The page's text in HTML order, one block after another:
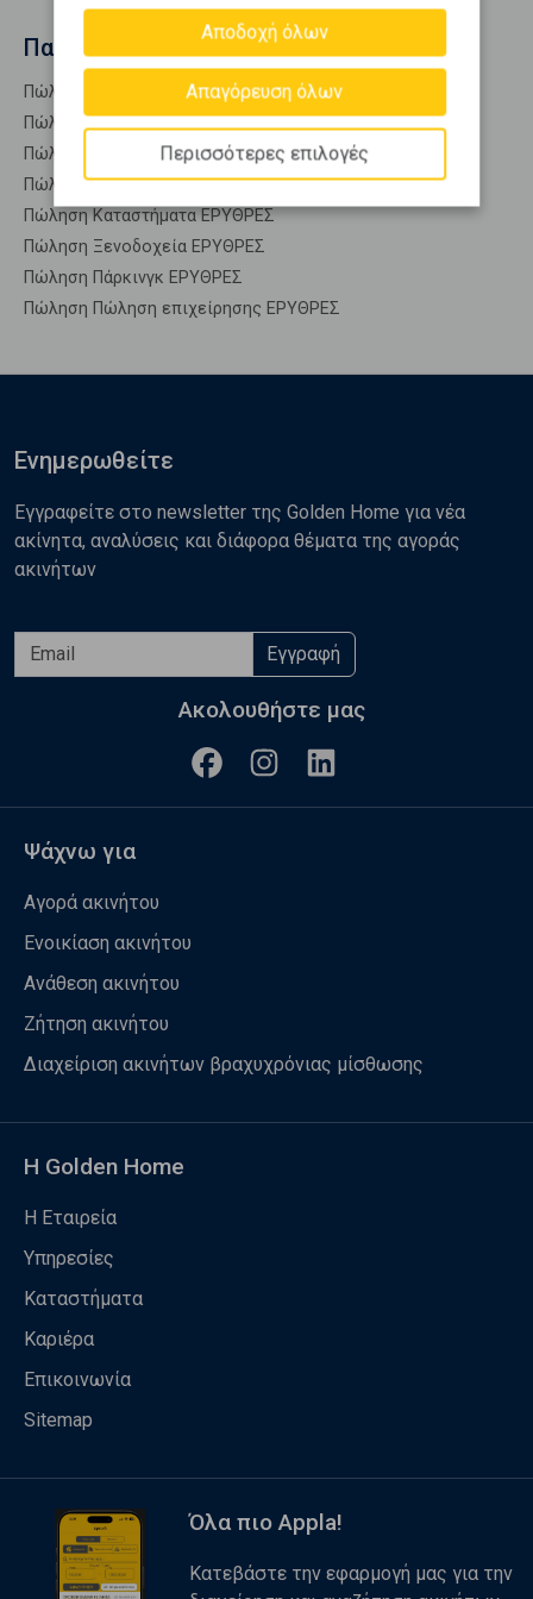
Παρόμοιες αναζητήσεις
Πώληση Επαγγ. Αποθήκες ΕΡΥΘΡΕΣ
Πώληση Αυτόνομα κτίρια ΕΡΥΘΡΕΣ
Πώληση Βιομηχανικοί χώροι ΕΡΥΘΡΕΣ
Πώληση Γραφεία ΕΡΥΘΡΕΣ
Πώληση Καταστήματα ΕΡΥΘΡΕΣ
Πώληση Ξενοδοχεία ΕΡΥΘΡΕΣ
Πώληση Πάρκινγκ ΕΡΥΘΡΕΣ
Πώληση Πώληση επιχείρησης ΕΡΥΘΡΕΣ
Αποδοχή όλων
Απαγόρευση όλων
Περισσότερες επιλογές
Ενημερωθείτε
Εγγραφείτε στο newsletter της Golden Home για νέα
ακίνητα, αναλύσεις και διάφορα θέματα της αγοράς
ακινήτων
Εγγραφή
Ακολουθήστε μας
Ψάχνω για
Αγορά ακινήτου
Ενοικίαση ακινήτου
Ανάθεση ακινήτου
Ζήτηση ακινήτου
Διαχείριση ακινήτων βραχυχρόνιας μίσθωσης
Η Golden Home
Η Εταιρεία
Υπηρεσίες
Καταστήματα
Καριέρα
Επικοινωνία
Sitemap
Όλα πιο Appla!
Κατεβάστε την εφαρμογή μας για την